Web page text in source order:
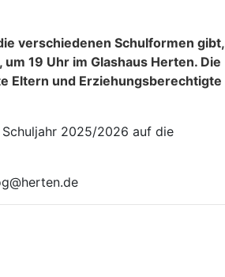
verschiedenen Schulformen gibt,
19 Uhr im Glashaus Herten. Die
Eltern und Erziehungsberechtigte
2025/2026 auf die